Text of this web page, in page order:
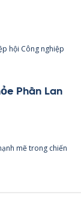
hội Công ng­hiệp
Phần Lan
mẽ trong chiến